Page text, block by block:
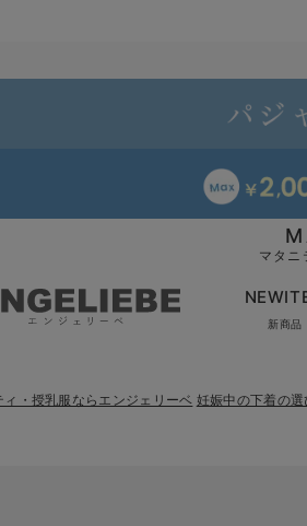
マタニ
新商品
ィ・授乳服ならエンジェリーベ 妊娠中の下着の